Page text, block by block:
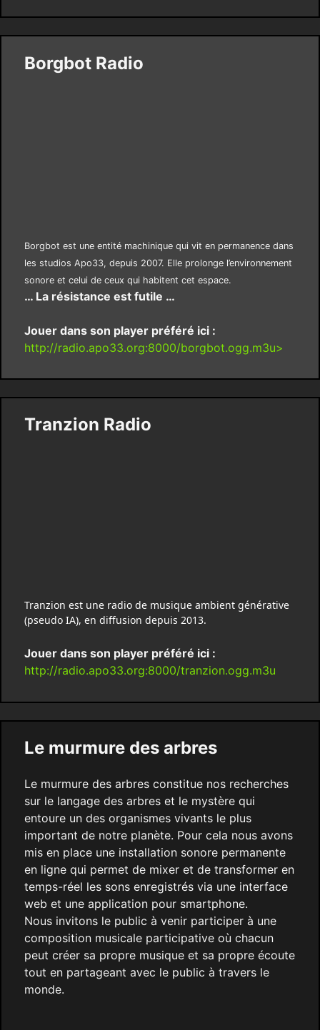
Borgbot Radio
Borgbot est une entité machinique qui vit en permanence dans
les studios Apo33, depuis 2007. Elle prolonge l’environnement
sonore et celui de ceux qui habitent cet espace.
… La résistance est futile …
Jouer dans son player préféré ici :
http://radio.apo33.org:8000/borgbot.ogg.m3u>
Tranzion Radio
Tranzion est une radio de musique ambient générative
(pseudo IA), en diffusion depuis 2013.
Jouer dans son player préféré ici :
http://radio.apo33.org:8000/tranzion.ogg.m3u
Le murmure des arbres
Le murmure des arbres constitue nos recherches
sur le langage des arbres et le mystère qui
entoure un des organismes vivants le plus
important de notre planète. Pour cela nous avons
mis en place une installation sonore permanente
en ligne qui permet de mixer et de transformer en
temps-réel les sons enregistrés via une interface
web et une application pour smartphone.
Nous invitons le public à venir participer à une
composition musicale participative où chacun
peut créer sa propre musique et sa propre écoute
tout en partageant avec le public à travers le
monde.